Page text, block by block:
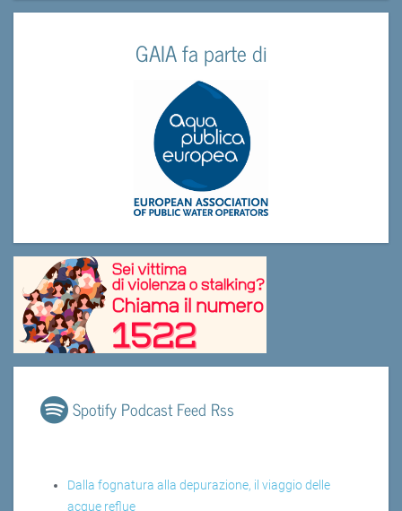
GAIA fa parte di
Spotify Podcast Feed Rss
Dalla fognatura alla depurazione, il viaggio delle
acque reflue